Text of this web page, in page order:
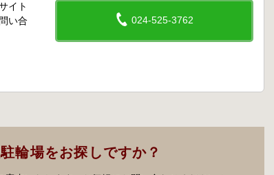
024-525-3762
イト
い合
輪場をお探しですか？